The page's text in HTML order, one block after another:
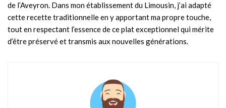
de l’Aveyron. Dans mon établissement du Limousin, j’ai adapté
cette recette traditionnelle en y apportant ma propre touche,
tout en respectant l’essence de ce plat exceptionnel qui mérite
d’être préservé et transmis aux nouvelles générations.